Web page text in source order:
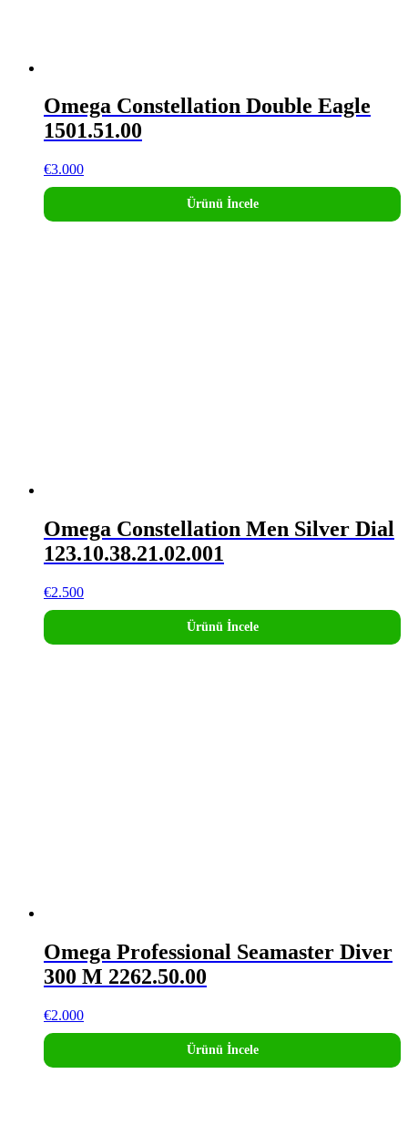
Omega Constellation Double Eagle
1501.51.00
€3.000
Ürünü İncele
Omega Constellation Men Silver Dial
123.10.38.21.02.001
€2.500
Ürünü İncele
Omega Professional Seamaster Diver
300 M 2262.50.00
€2.000
Ürünü İncele